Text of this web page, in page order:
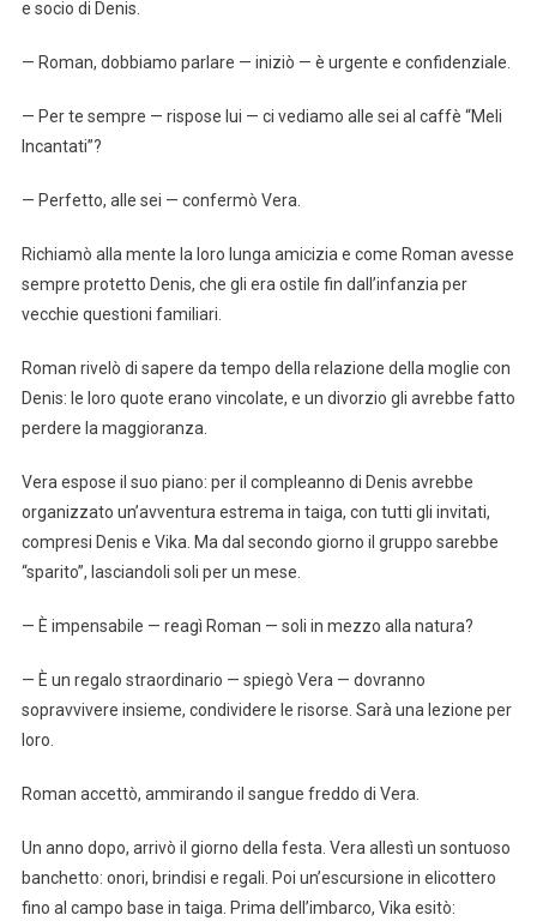
e socio di Denis.
— Roman, dobbiamo parlare — iniziò — è urgente e confidenziale.
— Per te sempre — rispose lui — ci vediamo alle sei al caffè “Meli
Incantati”?
— Perfetto, alle sei — confermò Vera.
Richiamò alla mente la loro lunga amicizia e come Roman avesse
sempre protetto Denis, che gli era ostile fin dall’infanzia per
vecchie questioni familiari.
Roman rivelò di sapere da tempo della relazione della moglie con
Denis: le loro quote erano vincolate, e un divorzio gli avrebbe fatto
perdere la maggioranza.
Vera espose il suo piano: per il compleanno di Denis avrebbe
organizzato un’avventura estrema in taiga, con tutti gli invitati,
compresi Denis e Vika. Ma dal secondo giorno il gruppo sarebbe
“sparito”, lasciandoli soli per un mese.
— È impensabile — reagì Roman — soli in mezzo alla natura?
— È un regalo straordinario — spiegò Vera — dovranno
sopravvivere insieme, condividere le risorse. Sarà una lezione per
loro.
Roman accettò, ammirando il sangue freddo di Vera.
Un anno dopo, arrivò il giorno della festa. Vera allestì un sontuoso
banchetto: onori, brindisi e regali. Poi un’escursione in elicottero
fino al campo base in taiga. Prima dell’imbarco, Vika esitò: